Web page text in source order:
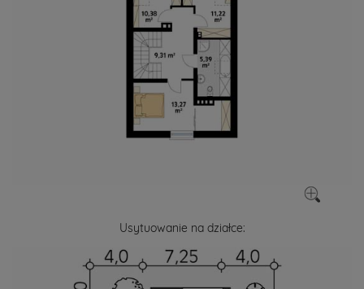
Usytuowanie na działce: